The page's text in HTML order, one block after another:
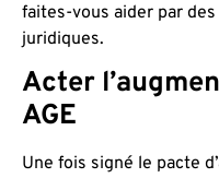
faites-vous aider par
juridiques.
Acter
AGE
Une fois signé le pacte